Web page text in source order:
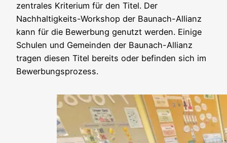
zentrales Kriterium für den Titel. Der
Nachhaltigkeits-Workshop der Baunach-Allianz
kann für die Bewerbung genutzt werden. Einige
Schulen und Gemeinden der Baunach-Allianz
tragen diesen Titel bereits oder befinden sich im
Bewerbungsprozess.